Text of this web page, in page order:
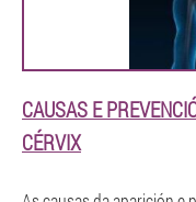
CAUSAS E
CÉRVIX